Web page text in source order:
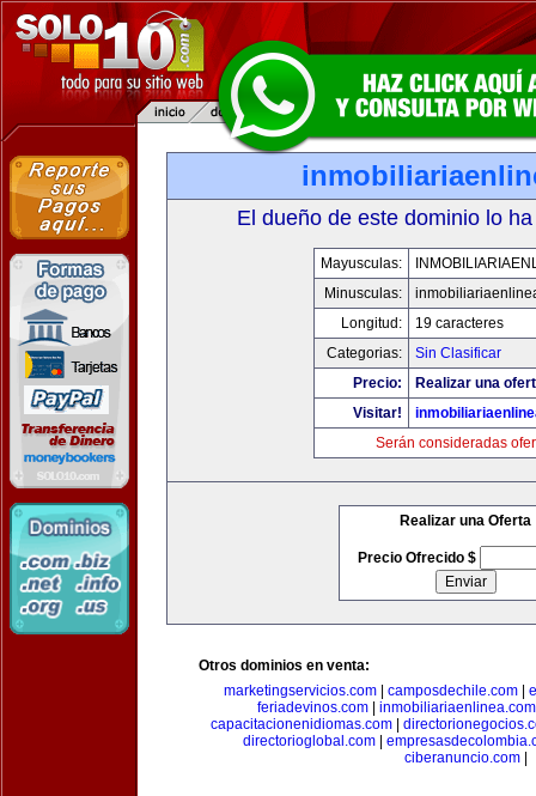
El dueño de este dominio lo
Mayusculas:
Minusculas:
Longitud:
19 caracteres
Categorias:
Sin Clasificar
Precio:
Realizar una
Visitar!
Serán consideradas
Realizar una Oferta
Precio Ofrecido $
Otros dominios en venta:
marketingservicios.com| camposdechile.com|
feriadevinos.com
inmobiliariaenlinea.com
capacitacionenidiomas.com|
directorioglobal.com|
ciberanuncio.com|